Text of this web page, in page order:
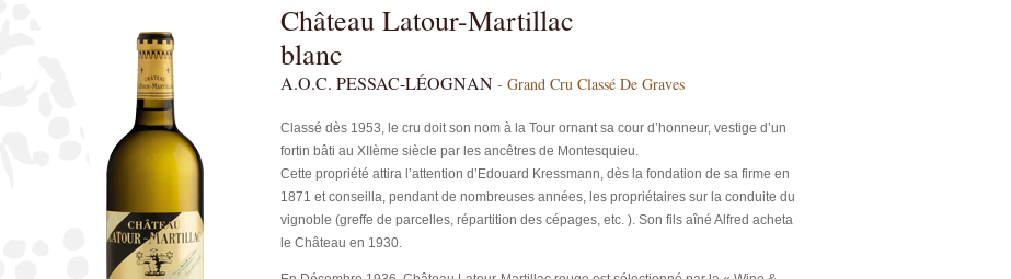
Château Latour-Martillac
blanc
A.O.C. PESSAC-LÉOGNAN - Grand Cru Classé De Graves
Classé dès 1953, le cru doit son nom à la Tour ornant sa cour d’honneur, vestige d’un
fortin bâti au XIIème siècle par les ancêtres de Montesquieu.
Cette propriété attira l’attention d’Edouard Kressmann, dès la fondation de sa firme en
1871 et conseilla, pendant de nombreuses années, les propriétaires sur la conduite du
vignoble (greffe de parcelles, répartition des cépages, etc. ). Son fils aîné Alfred acheta
le Château en 1930.